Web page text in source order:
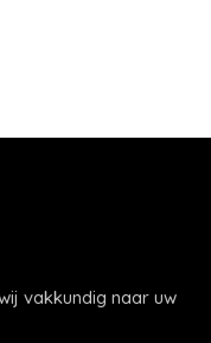
vakkundig naar uw